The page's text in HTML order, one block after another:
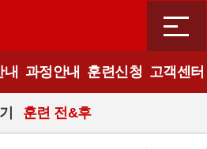
과정안내 훈련신청 고객센터
훈련 전&후